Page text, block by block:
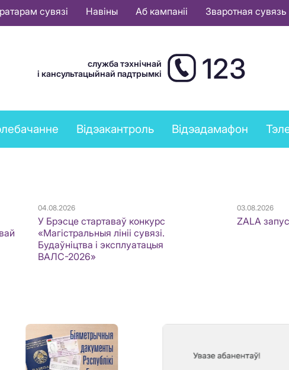
сувязі Навіны Аб кампаніі Зваротная сувязь
служба тэхнічнай
і кансультацыйнай падтрымкі
123
Відэакантроль Відэадамафон
04.08.2026
У Брэсце стартаваў конкурс
«Магістральныя лініі сувязі.
Будаўніцтва і эксплуатацыя
ВАЛС-2026»
03.08.2026
ZALA